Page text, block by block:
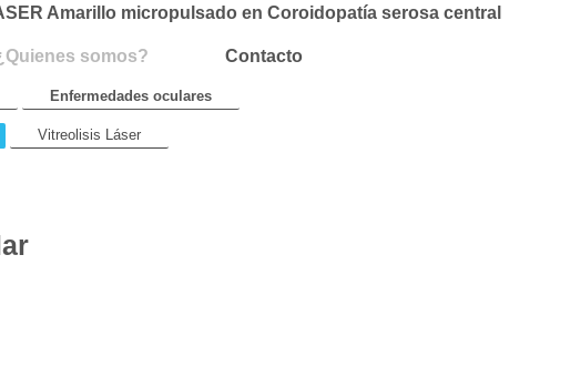
Amarillo micropulsado en Coroidopatía serosa central
somos? Contacto
Enfermedades oculares
Vitreolisis Láser